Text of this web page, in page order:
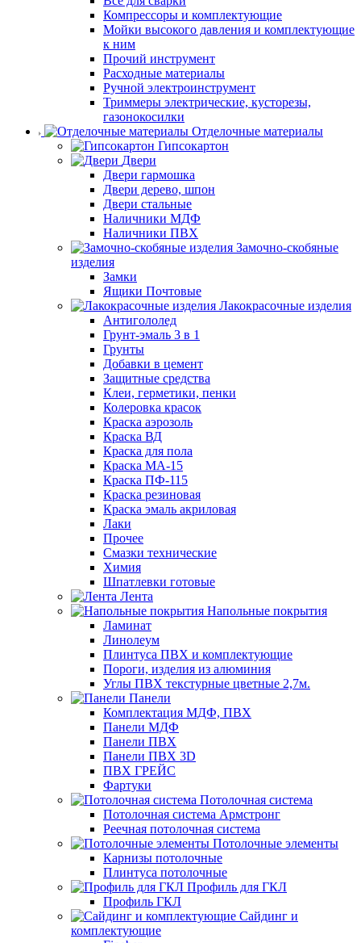
Компрессоры и комплектующие
Мойки высокого давления и комплектующие
к ним
Прочий инструмент
Расходные материалы
Ручной электроинструмент
Триммеры электрические, кусторезы,
газонокосилки
Отделочные материалы
Гипсокартон
Двери
Двери гармошка
Двери дерево, шпон
Двери стальные
Наличники МДФ
Наличники ПВХ
Замочно-скобяные
изделия
Замки
Ящики Почтовые
Лакокрасочные изделия
Антигололед
Грунт-эмаль 3 в 1
Грунты
Добавки в цемент
Защитные средства
Клеи, герметики, пенки
Колеровка красок
Краска аэрозоль
Краска ВД
Краска для пола
Краска МА-15
Краска ПФ-115
Краска резиновая
Краска эмаль акриловая
Лаки
Прочее
Смазки технические
Химия
Шпатлевки готовые
Лента
Напольные покрытия
Ламинат
Линолеум
Плинтуса ПВХ и комплектующие
Пороги, изделия из алюминия
Углы ПВХ текстурные цветные 2,7м.
Панели
Комплектация МДФ, ПВХ
Панели МДФ
Панели ПВХ
Панели ПВХ 3D
ПВХ ГРЕЙС
Фартуки
Потолочная система
Потолочная система Армстронг
Реечная потолочная система
Потолочные элементы
Карнизы потолочные
Плинтуса потолочные
Профиль для ГКЛ
Профиль ГКЛ
Сайдинг и
комплектующие